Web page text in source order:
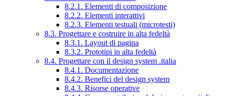
8.2.1. Elementi di composizione
8.2.2. Elementi interattivi
8.2.3. Elementi testuali (microtesti)
8.3. Progettare e costruire in alta fedeltà
8.3.1. Layout di pagina
8.3.2. Prototipi in alta fedeltà
8.4. Progettare con il design system .italia
8.4.1. Documentazione
8.4.2. Benefici del design system
8.4.3. Risorse operative